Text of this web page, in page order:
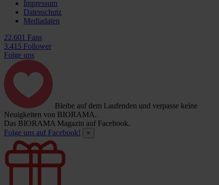
Impressum
Datenschutz
Mediadaten
22.601 Fans
3.415 Follower
Folge uns
Bleibe auf dem Laufenden und verpasse keine
Neuigkeiten von BIORAMA.
Das BIORAMA Magazin auf Facebook.
Folge uns auf Facebook!
×